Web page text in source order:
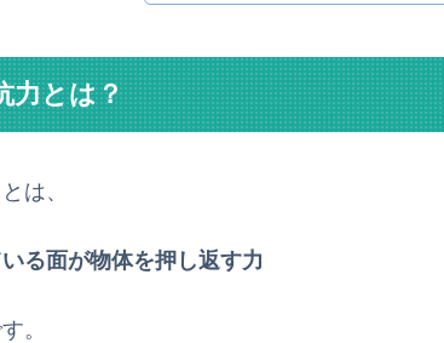
力とは？
は、
る面が物体を押し返す力
。